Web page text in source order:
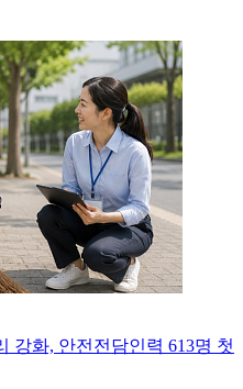
강화, 안전전담인력 613명 첫